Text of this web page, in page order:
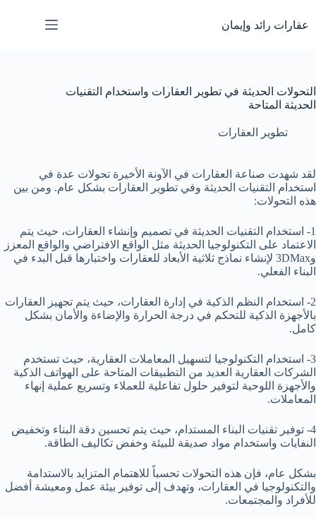
المحتوى
عقارات رائد وإيمان
التحولات الحديثة في تطوير العقارات واستخدام التقنيات
الحديثة المتاحة
تطوير العقارات
لقد شهدت صناعة العقارات في الآونة الأخيرة تحولات عدة في
استخدام التقنيات الحديثة وفي تطوير العقارات بشكل عام. ومن بين
هذه التحولات:
1- استخدام التقنيات الحديثة في تصميم وإنشاء العقارات، حيث يتم
الاعتماد على التكنولوجيا الحديثة مثل الواقع الافتراضي والواقع المعزز
و3DMax لإنشاء نماذج ثلاثية الأبعاد للعقارات واختبارها قبل البدء في
البناء الفعلي.
2- استخدام النظم الذكية في إدارة العقارات، حيث يتم تجهيز العقارات
بالأجهزة الذكية للتحكم في درجة الحرارة والإضاءة والأمان بشكل
كامل.
3- استخدام التكنولوجيا لتسهيل المعاملات العقارية، حيث تستخدم
الشركات العقارية العديد من التطبيقات المتاحة على الهواتف الذكية
والأجهزة اللوحية لتوفير حلول تفاعلية للعملاء وتسريع عملية إنهاء
المعاملات.
4- توفير تقنيات البناء المستدام، حيث يتم تحسين دقة البناء وتخفيض
النفايات واستخدام مواد صديقة للبيئة وخفض تكاليف الطاقة.
بشكل عام، فإن هذه التحولات تحسباً للاهتمام المتزايد بالاستدامة
والتكنولوجيا في العقارات، وتهدف إلى توفير بيئة عمل ومعيشة أفضل
للأفراد والمجتمعات.